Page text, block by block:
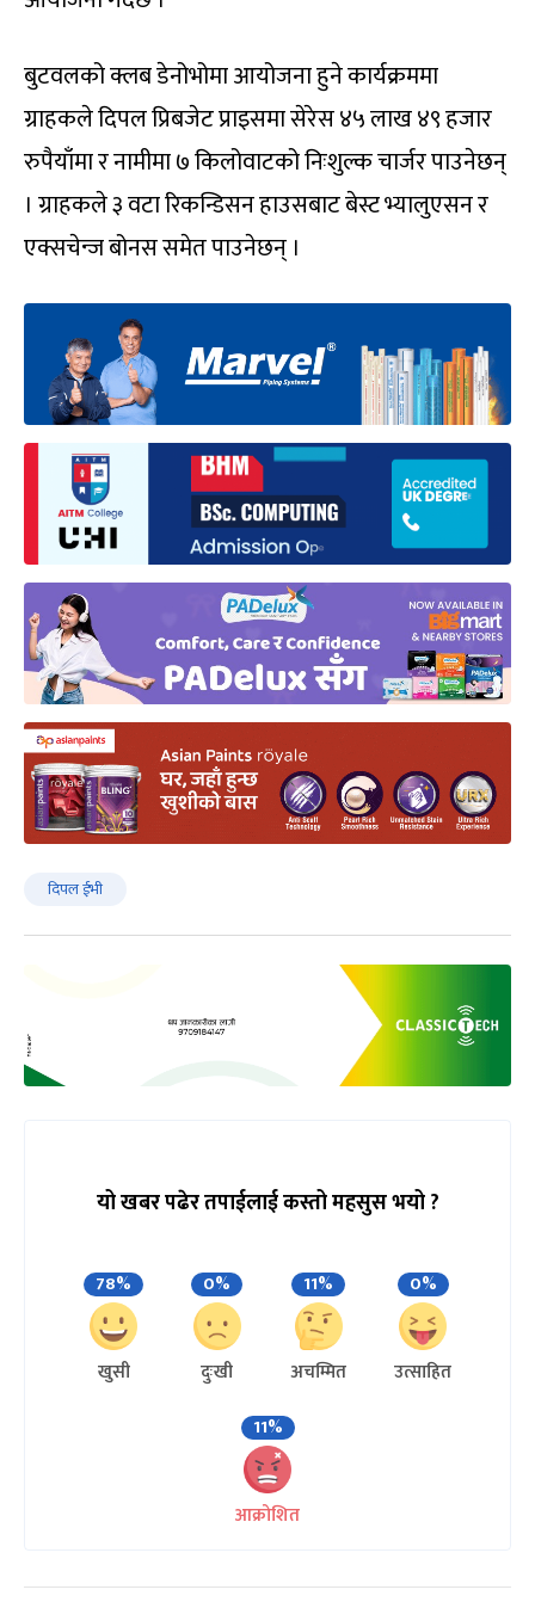
बुटवलको क्लब डेनोभोमा आयोजना हुने कार्यक्रममा
ग्राहकले दिपल प्रिबजेट प्राइसमा सेरेस ४५ लाख ४९ हजार
रुपैयाँमा र नामीमा ७ किलोवाटको निःशुल्क चार्जर पाउनेछन्
। ग्राहकले ३ वटा रिकन्डिसन हाउसबाट बेस्ट भ्यालुएसन र
एक्सचेन्ज बोनस समेत पाउनेछन् ।
दिपल ईभी
यो खबर पढेर तपाईलाई कस्तो महसुस भयो ?
78%
खुसी
0%
दुःखी
11%
अचम्मित
0%
उत्साहित
11%
आक्रोशित